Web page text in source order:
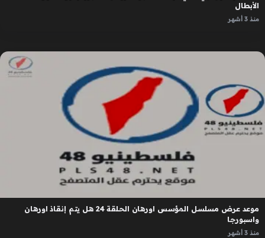
الأبطال
منذ 3 أشهر
موعد عرض مسلسل المؤسس اورهان الحلقة 24 هل يتم إنقاذ اورهان
واسبورجا
منذ 3 أشهر